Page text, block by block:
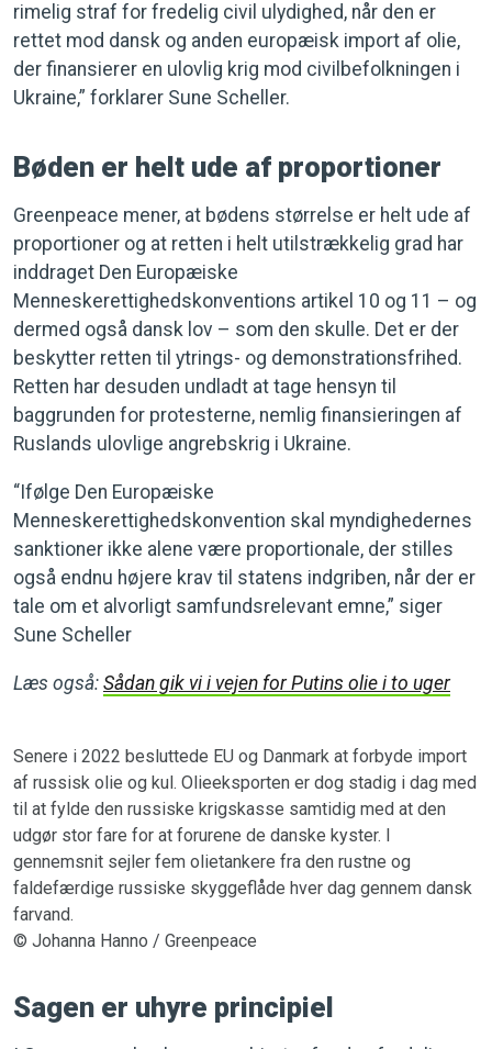
rimelig straf for fredelig civil ulydighed, når den er
rettet mod dansk og anden europæisk import af olie,
der finansierer en ulovlig krig mod civilbefolkningen i
Ukraine,” forklarer Sune Scheller.
Bøden er helt ude af proportioner
Greenpeace mener, at bødens størrelse er helt ude af
proportioner og at retten i helt utilstrækkelig grad har
inddraget Den Europæiske
Menneskerettighedskonventions artikel 10 og 11 – og
dermed også dansk lov – som den skulle. Det er der
beskytter retten til ytrings- og demonstrationsfrihed.
Retten har desuden undladt at tage hensyn til
baggrunden for protesterne, nemlig finansieringen af
Ruslands ulovlige angrebskrig i Ukraine.
“Ifølge Den Europæiske
Menneskerettighedskonvention skal myndighedernes
sanktioner ikke alene være proportionale, der stilles
også endnu højere krav til statens indgriben, når der er
tale om et alvorligt samfundsrelevant emne,” siger
Sune Scheller
Læs også: Sådan gik vi i vejen for Putins olie i to uger
Senere i 2022 besluttede EU og Danmark at forbyde import
af russisk olie og kul. Olieeksporten er dog stadig i dag med
til at fylde den russiske krigskasse samtidig med at den
udgør stor fare for at forurene de danske kyster. I
gennemsnit sejler fem olietankere fra den rustne og
faldefærdige russiske skyggeflåde hver dag gennem dansk
farvand.
© Johanna Hanno / Greenpeace
Sagen er uhyre principiel